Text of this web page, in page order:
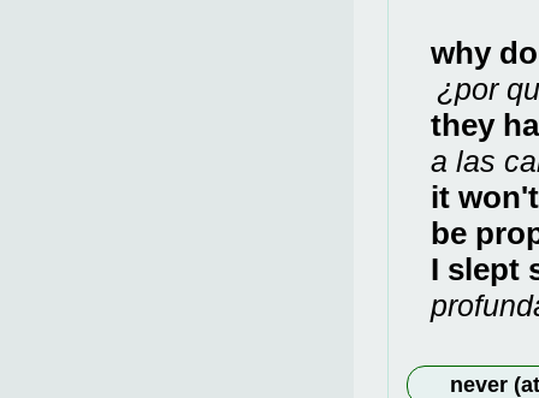
why
¿por
they
a las
it
be
I slept
never